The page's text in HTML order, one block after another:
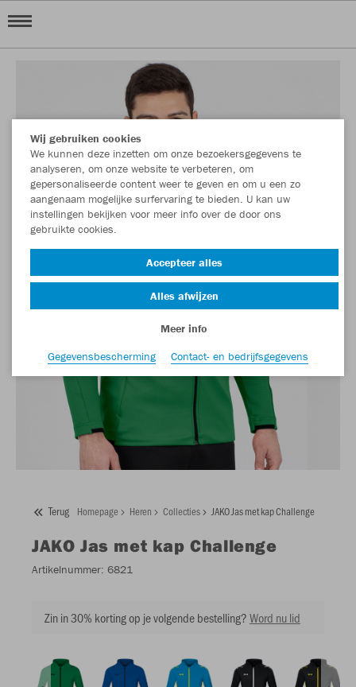
Terug Homepage Heren Collecties JAKO Jas met kap Challenge
JAKO Jas met kap Challenge
Artikelnummer: 6821
Zin in 30% korting op je volgende bestelling?Word nu lid
Wij gebruiken cookies
We kunnen deze inzetten om onze bezoekersgegevens te
analyseren, om onze website te verbeteren, om
gepersonaliseerde content weer te geven en om u een zo
aangenaam mogelijke surfervaring te bieden. U kan uw
instellingen bekijken voor meer info over de door ons
gebruikte cookies.
Accepteer alles
Alles afwijzen
Meer info
Gegevensbescherming
Contact- en bedrijfsgegevens